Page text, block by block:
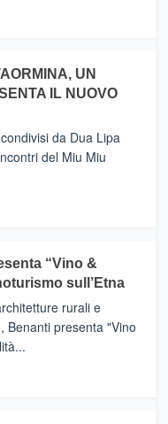
UN
IL NUOVO
da Dua Lipa
del Miu Miu
“Vino &
sull’Etna
rurali e
Benanti presenta "Vino